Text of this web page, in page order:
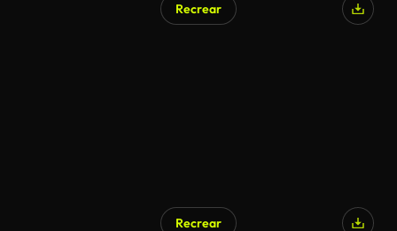
Recrear
Recrear